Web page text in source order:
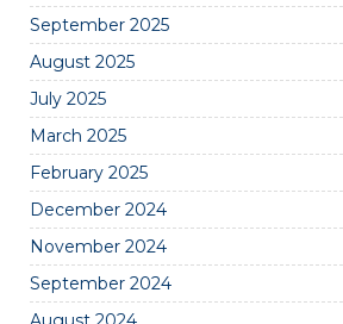
September 2025
August 2025
July 2025
March 2025
February 2025
December 2024
November 2024
September 2024